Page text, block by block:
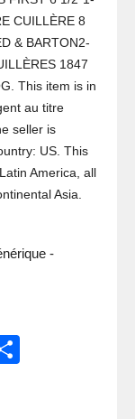
CUILLÈRE 8
& BARTON2-
1847
This item is in
au titre
seller is
US. This
America, all
Asia.
-